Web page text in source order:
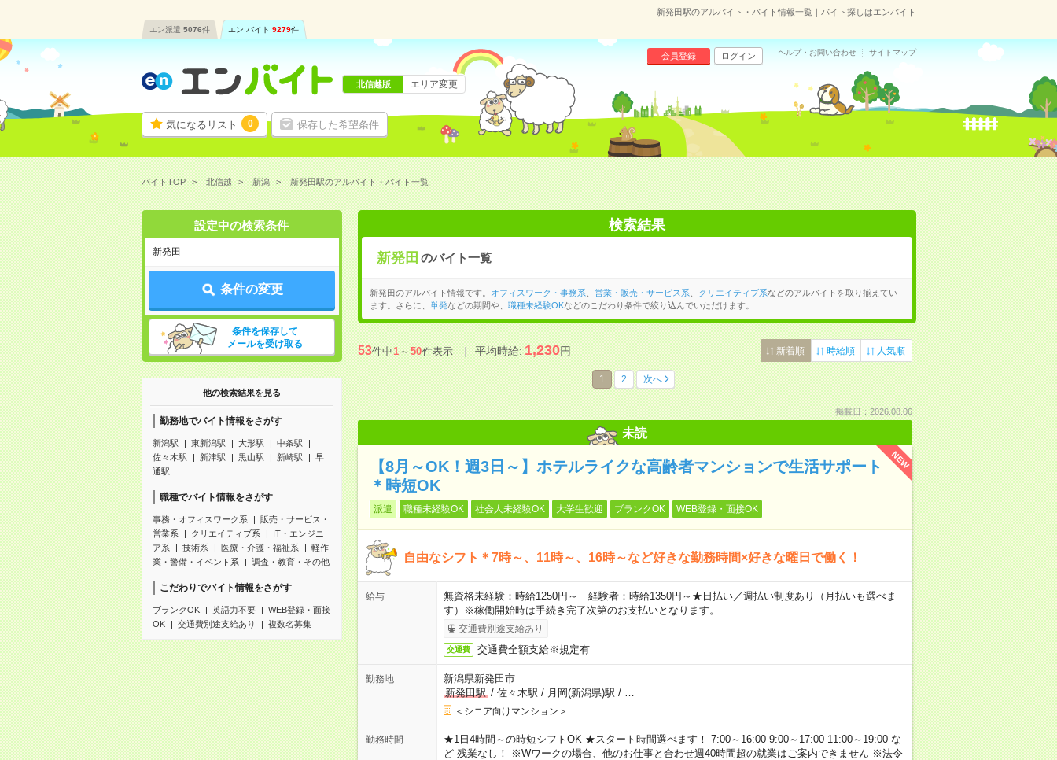
新発田駅のアルバイト・バイト情報一覧｜バイト探しはエンバイト
エン派遣 5076件 エン バイト 9279件
気になるリスト 0 保存した希望条件
会員登録 ログイン ヘルプ・お問い合わせ サイトマップ
北信越版 エリア変更
バイトTOP 北信越 新潟 新発田駅のアルバイト・バイト一覧
設定中の検索条件
新発田
条件の変更
条件を保存して
メールを受け取る
他の検索結果を見る
勤務地でバイト情報をさがす
新潟駅 東新潟駅 大形駅
中条駅
佐々木駅
新津駅 黒山駅 新崎駅
早
通駅
職種でバイト情報をさがす
事務・オフィスワーク系
販売・サービス・
営業系
クリエイティブ系
IT・エンジニ
ア系
技術系 医療・介護・福祉系
軽作
業・警備・イベント系
調査・教育・その他
こだわりでバイト情報をさがす
ブランクOK 英語力不要
WEB登録・面接
OK
交通費別途支給あり 複数名募集
検索結果
新発田 のバイト一覧
新発田のアルバイト情報です。 オフィスワーク・事務系 営業・販売・サービス系 クリエイティブ系などのアルバイトを取り揃えてい
ます。さらに、
単発などの期間や、 職種未経験OKなどのこだわり条件で絞り込んでいただけます。
53件中1～50件表示 平均時給:1,230円 新着順 時給順 人気順
1 2 次へ
掲載日：2026.08.06
未読
NEW
【8月～OK！週3日～】ホテルライクな高齢者マンションで生活サポート
＊時短OK
派遣 職種未経験OK 社会人未経験OK 大学生歓迎 ブランクOK WEB登録・面接OK
自由なシフト＊7時～、11時～、16時～など好きな勤務時間×好きな曜日で働く！
給与
無資格未経験：時給1250円～ 経験者：時給1350円～★日払い／週払い制度あり（月払いも選べま
す）※稼働開始時は手続き完了次第のお支払いとなります。
交通費別途支給あり
交通費 交通費全額支給※規定有
勤務地
新潟県新発田市
新発田駅/ 佐々木駅 / 月岡(新潟県)駅 /
＜シニア向けマンション＞
勤務時間
★1日4時間～の時短シフトOK ★スタート時間選べます！ 7:00～16:00 9:00～17:00 11:00～19:00 な
ど 残業なし！ ※Wワークの場合、他のお仕事と合わせ週40時間超の就業はご案内できません ※法令